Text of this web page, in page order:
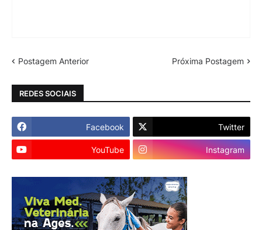
Postagem Anterior Próxima Postagem
REDES SOCIAIS
Facebook Twitter
YouTube Instagram